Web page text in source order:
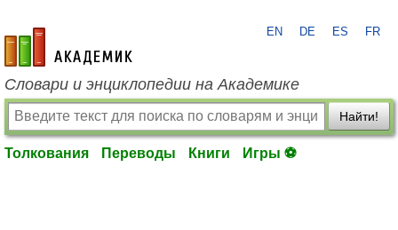
academic.ru
EN DE ES FR
Словари и энциклопедии на Академике
Найти!
Толкования Переводы Книги Игры ⚽